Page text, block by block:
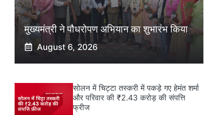
मुख्यमंत्री ने पौधरोपण अभियान का शुभारंभ किया
August 6, 2026
सोलन में चिट्टा तस्करी में पकड़े गए हेमंत शर्मा
और परिवार की ₹2.43 करोड़ की संपत्ति
फ्रीज